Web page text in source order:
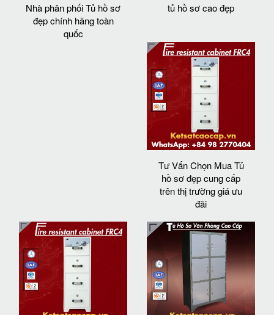
Nhà phân phối Tủ hồ sơ
đẹp chính hãng toàn
quốc
tủ hồ sơ cao đẹp
Tư Vấn Chọn Mua Tủ
hồ sơ đẹp cung cấp
trên thị trường giá ưu
đãi